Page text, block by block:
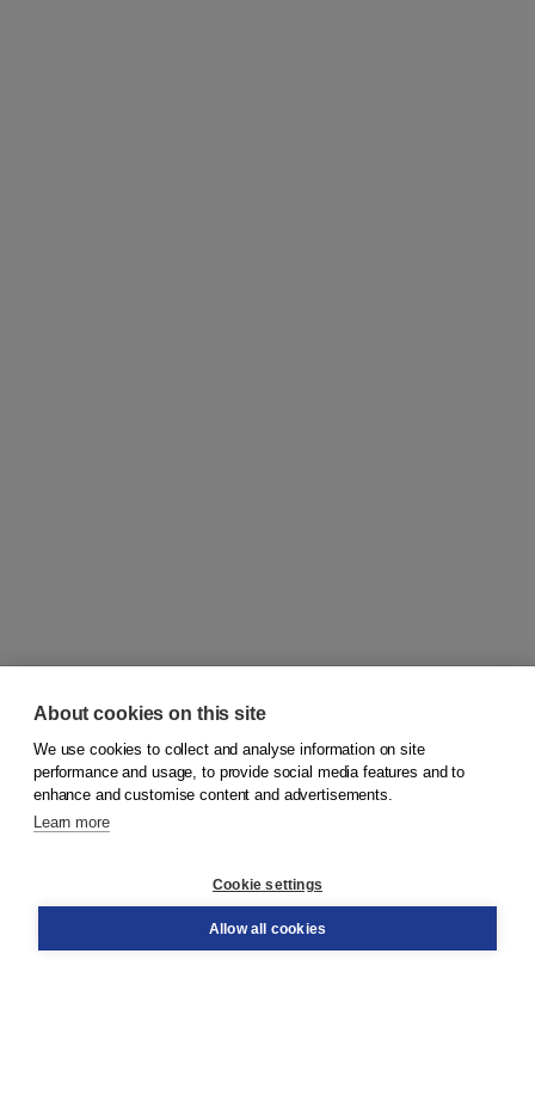
© 2026Koninklijke Boom uitgevers
Order
About cookies on this site
We use cookies to collect and analyse information on site
performance and usage, to provide social media features and to
enhance and customise content and advertisements.
Learn more
Cookie settings
Allow all cookies